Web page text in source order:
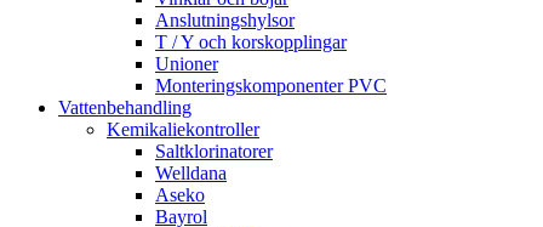
Anslutningshylsor
T / Y och korskopplingar
Unioner
Monteringskomponenter PVC
Vattenbehandling
Kemikaliekontroller
Saltklorinatorer
Welldana
Aseko
Bayrol